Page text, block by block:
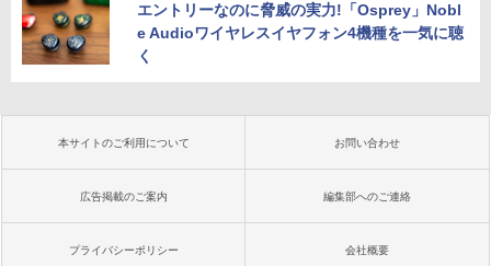
エントリーなのに脅威の実力!「Osprey」Nobl
e Audioワイヤレスイヤフォン4機種を一気に聴
く
本サイトのご利用について お問い合わせ
広告掲載のご案内 編集部へのご連絡
プライバシーポリシー 会社概要